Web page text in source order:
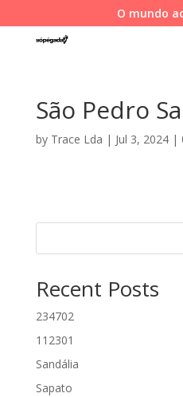
O mundo
São Pedro
by Trace Lda | Jul 3, 2024|
Recent Posts
234702
112301
Sandália
Sapato